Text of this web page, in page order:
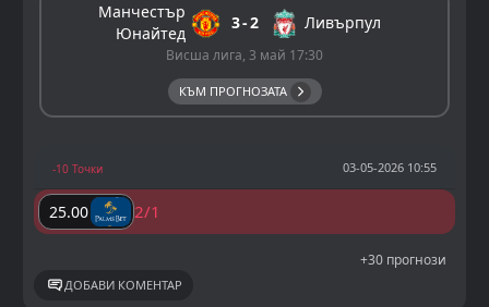
Манчестър
Юнайтед
3 2 Ливърпул
Висша лига, 3 май 17:30
КЪМ ПРОГНОЗАТА
-10 Точки 03-05-2026 10:55
25.00 2/1
+30 прогнози
ДОБАВИ КОМЕНТАР